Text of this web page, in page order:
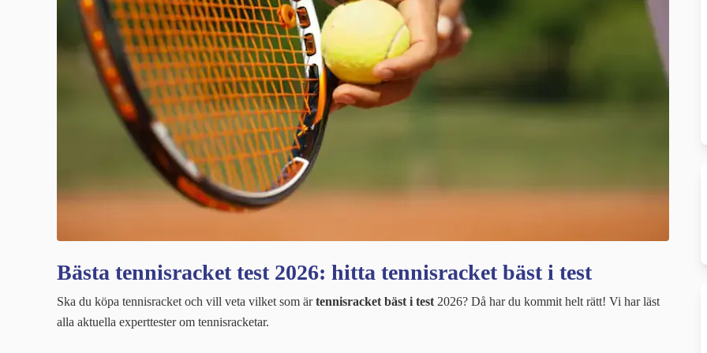
Bästa tennisracket test 2026: hitta tennisracket bäst i test
Ska du köpa tennisracket och vill veta vilket som ärtennisracket bäst i test 2026? Då har du kommit helt rätt! Vi har läst
alla aktuella experttester om tennisracketar.